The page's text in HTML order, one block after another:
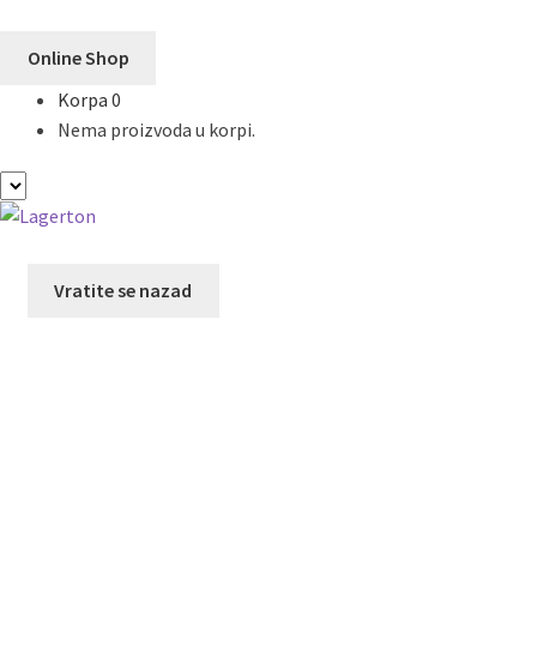
Online Shop
Korpa 0
Nema proizvoda u korpi.
Vratite se nazad